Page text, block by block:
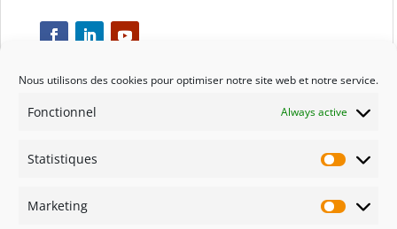
Nous utilisons des cookies pour optimiser notre site web et notre service.
Fonctionnel Always active
Statistiques
Marketing
Respect
Engagement
Qualité